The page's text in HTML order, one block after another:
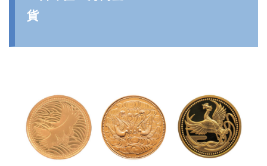
貨